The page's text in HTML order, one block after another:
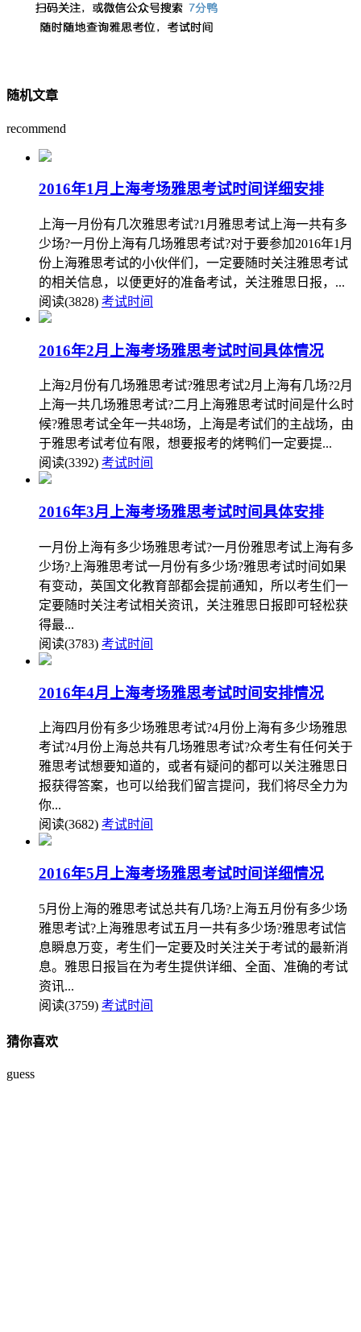
随机文章
recommend
2016年1月上海考场雅思考试时间详细安排
上海一月份有几次雅思考试?1月雅思考试上海一共有多
少场?一月份上海有几场雅思考试?对于要参加2016年1月
份上海雅思考试的小伙伴们，一定要随时关注雅思考试
的相关信息，以便更好的准备考试，关注雅思日报，...
阅读(3828) 考试时间
2016年2月上海考场雅思考试时间具体情况
上海2月份有几场雅思考试?雅思考试2月上海有几场?2月
上海一共几场雅思考试?二月上海雅思考试时间是什么时
候?雅思考试全年一共48场，上海是考试们的主战场，由
于雅思考试考位有限，想要报考的烤鸭们一定要提...
阅读(3392) 考试时间
2016年3月上海考场雅思考试时间具体安排
一月份上海有多少场雅思考试?一月份雅思考试上海有多
少场?上海雅思考试一月份有多少场?雅思考试时间如果
有变动，英国文化教育部都会提前通知，所以考生们一
定要随时关注考试相关资讯，关注雅思日报即可轻松获
得最...
阅读(3783) 考试时间
2016年4月上海考场雅思考试时间安排情况
上海四月份有多少场雅思考试?4月份上海有多少场雅思
考试?4月份上海总共有几场雅思考试?众考生有任何关于
雅思考试想要知道的，或者有疑问的都可以关注雅思日
报获得答案，也可以给我们留言提问，我们将尽全力为
你...
阅读(3682) 考试时间
2016年5月上海考场雅思考试时间详细情况
5月份上海的雅思考试总共有几场?上海五月份有多少场
雅思考试?上海雅思考试五月一共有多少场?雅思考试信
息瞬息万变，考生们一定要及时关注关于考试的最新消
息。雅思日报旨在为考生提供详细、全面、准确的考试
资讯...
阅读(3759) 考试时间
猜你喜欢
guess